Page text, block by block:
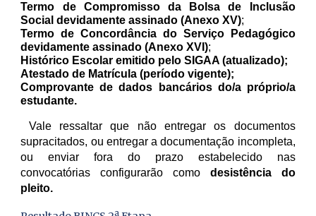
Termo de Compromisso da Bolsa de Inclusão
Social devidamente assinado (Anexo XV);
Termo de Concordância do Serviço Pedagógico
devidamente assinado (Anexo XVI);
Histórico Escolar emitido pelo SIGAA (atualizado);
Atestado de Matrícula (período vigente);
Comprovante de dados bancários do/a próprio/a
estudante.
Vale ressaltar que não entregar os documentos
supracitados, ou entregar a documentação incompleta,
ou enviar fora do prazo estabelecido nas
convocatórias configurarão como desistência do
pleito.